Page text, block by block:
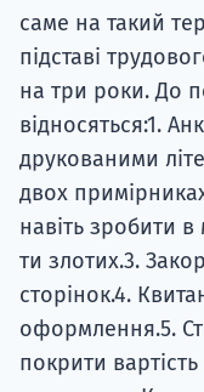
саме на такий
підставі
на три роки. До
відносяться:1.
друкованими
двох
навіть зробити в
ти злотих.3.
сторінок.4.
оформлення.5.
покрити